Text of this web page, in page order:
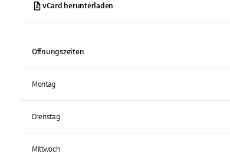
vCard herunterladen
Öffnungszeiten
Montag
Dienstag
Mittwoch